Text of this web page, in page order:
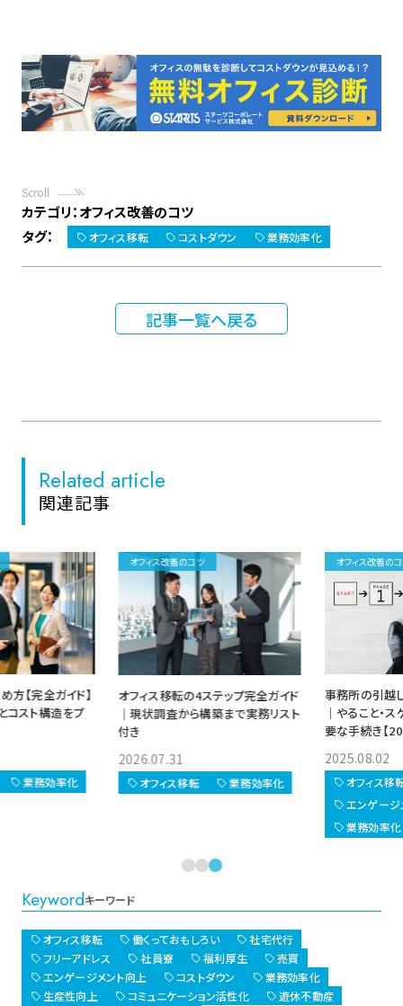
Scroll
カテゴリ：オフィス改善のコツ
タグ：
オフィス移転 コストダウン 業務効率化
記事一覧へ戻る
Related article
関連記事
【完全ガイド】
スト構造をプ
業務効率化
オフィス改善のコツ
オフィス移転の4ステップ完全ガイド
｜現状調査から構築まで実務リスト
付き
2026.07.31
オフィス移転 業務効率化
オフィス改善のコツ
事務所の引越
｜やること・ス
要な手続き【
2025.08.02
オフィス移転
エンゲージ
業務効率化
Keywordキーワード
オフィス移転 働くっておもしろい
社宅代行
フリーアドレス
社員寮 福利厚生
売買
エンゲージメント向上
コストダウン
業務効率化
生産性向上
コミュニケーション活性化
遊休不動産